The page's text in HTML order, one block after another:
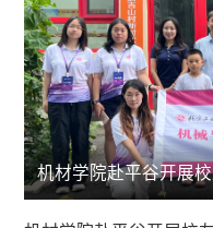
机材学院赴平谷开展